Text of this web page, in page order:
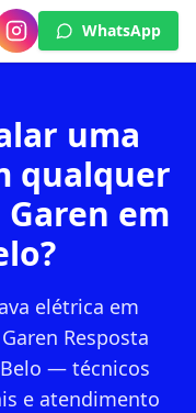
WhatsApp
uma
qualquer
em
elétrica em
Resposta
— técnicos
e atendimento